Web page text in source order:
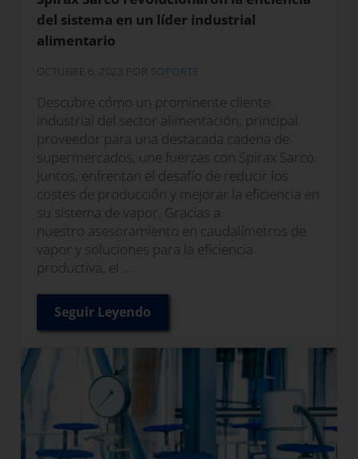
del sistema en un líder industrial
alimentario
OCTUBRE 6, 2023 POR SOPORTE
Descubre cómo un prominente cliente
industrial del sector alimentación, principal
proveedor para una destacada cadena de
supermercados, une fuerzas con Spirax Sarco.
Juntos, enfrentan el desafío de reducir los
costes de producción y mejorar la eficiencia en
su sistema de vapor. Gracias a
nuestro asesoramiento en caudalímetros de
vapor y soluciones para la eficiencia
productiva, el …
Seguir LeyendoCómo los caudalímetros de vapor de